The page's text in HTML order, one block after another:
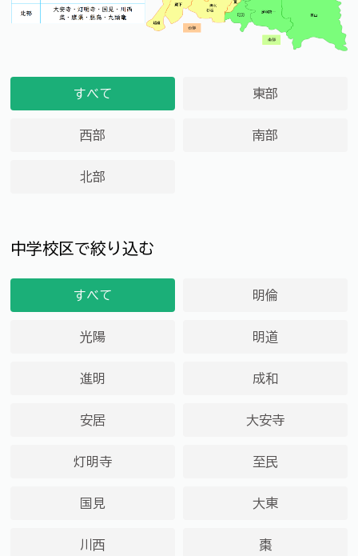
すべて 東部
西部 南部
北部
中学校区で絞り込む
すべて 明倫
光陽 明道
進明 成和
安居 大安寺
灯明寺 至民
国見 大東
川西 棗